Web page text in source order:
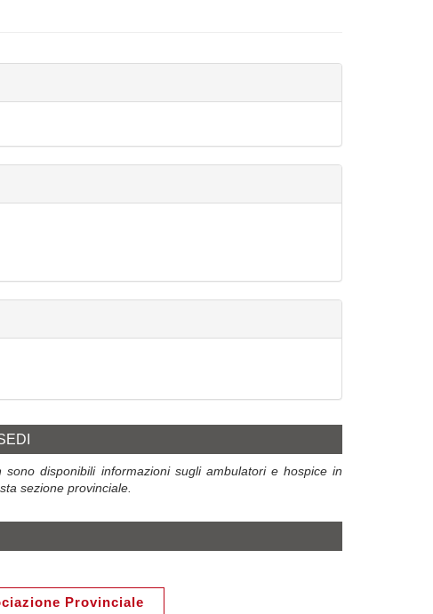
sono disponibili informazioni sugli ambulatori e hospice in
sezione provinciale.
Provinciale